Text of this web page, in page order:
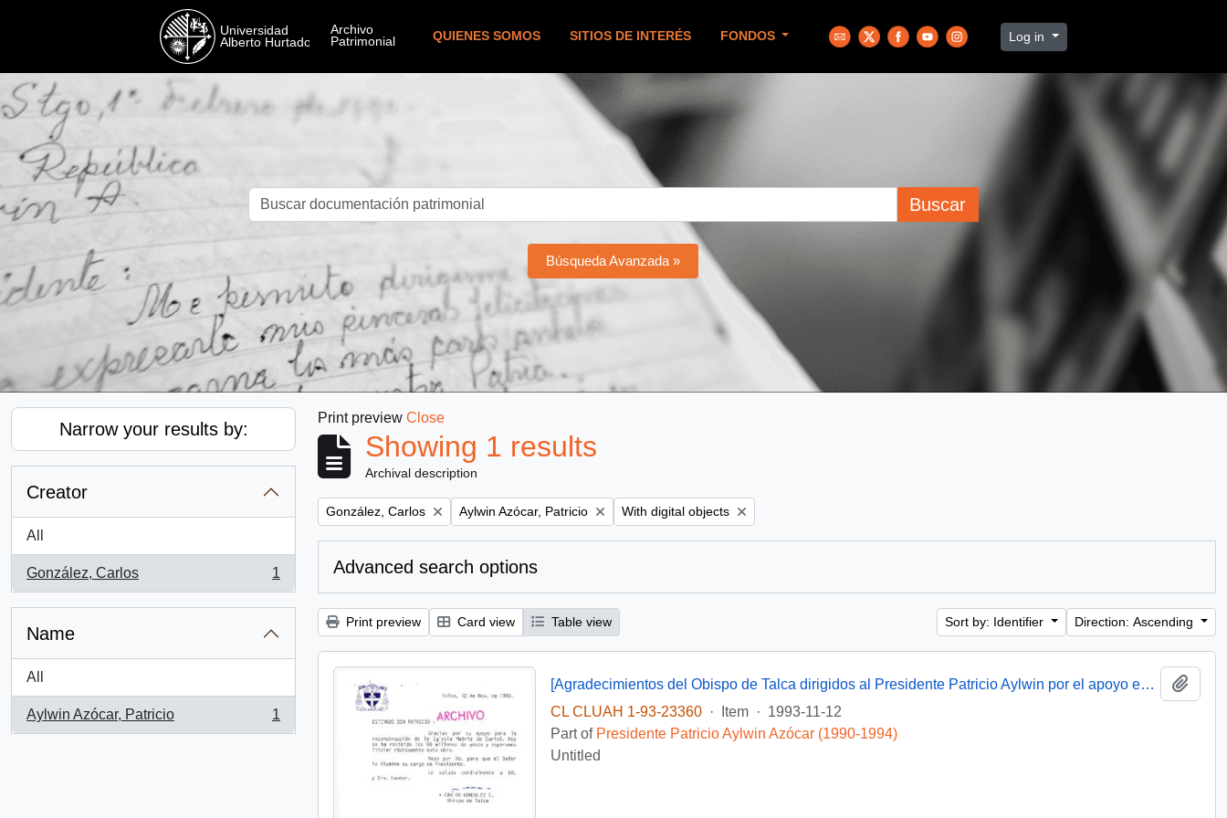
QUIENES SOMOS SITIOS DE INTERÉS FONDOS Log in
Buscar
Búsqueda Avanzada »
Narrow your results by:
Creator
All
González, Carlos
, 1 results
1
Name
All
Aylwin Azócar, Patricio
, 1 results
1
Print preview Close
Showing 1 results
Archival description
Remove filter:
González, Carlos Remove filter:
Aylwin Azócar, Patricio Remove filter:
With digital objects
Advanced search options
Print preview Card view Table view Sort by: Identifier Direction: Ascending
[Agradecimientos del Obispo de Talca dirigidos al Presidente Patricio Aylwin por el apoyo en la reconstrucción de la Iglesia Matriz de Curicó]
CL CLUAH 1-93-23360
· Item · 1993-11-12
Part of Presidente Patricio Aylwin Azócar (1990-1994)
Untitled